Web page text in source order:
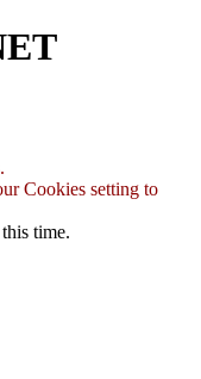
Cookies setting to
time.